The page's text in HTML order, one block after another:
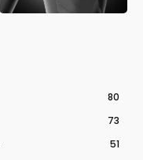
80
73
51